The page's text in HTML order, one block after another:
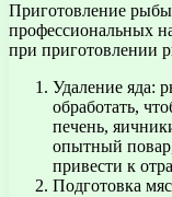
Приготовление рыбы
профессиональных
при приготовлении
Удаление яда:
обработать,
печень,
опытный
привести к
Подготовка